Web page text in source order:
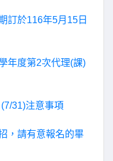
訂於116年5月15日
年度第2次代理(課)
31)注意事項
，請有意報名的畢